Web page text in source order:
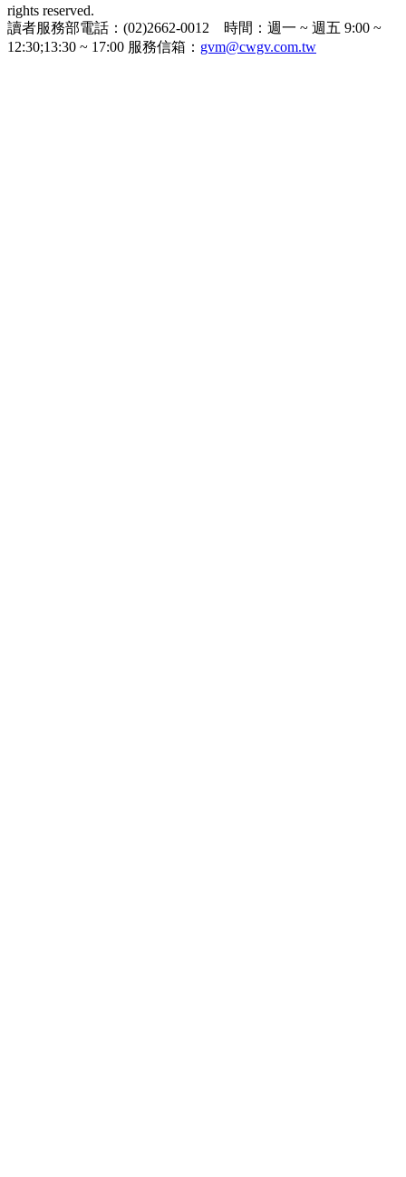
rights reserved.
讀者服務部電話：(02)2662-0012 時間：週一 ~ 週五 9:00 ~
12:30;13:30 ~ 17:00 服務信箱： gvm@cwgv.com.tw